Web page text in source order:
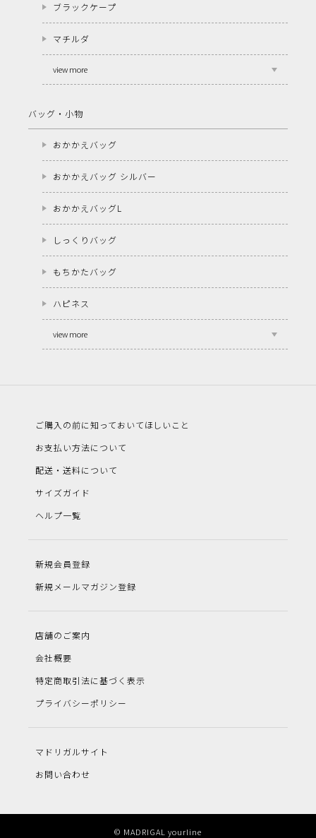
ブラックケープ
マチルダ
view more
バッグ・小物
おかかえバッグ
おかかえバッグ シルバー
おかかえバッグL
しっくりバッグ
もちかたバッグ
ハピネス
view more
ご購入の前に知っておいてほしいこと
お支払い方法について
配送・送料について
サイズガイド
ヘルプ一覧
新規会員登録
新規メールマガジン登録
店舗のご案内
会社概要
特定商取引法に基づく表示
プライバシーポリシー
マドリガルサイト
お問い合わせ
© MADRIGAL yourline